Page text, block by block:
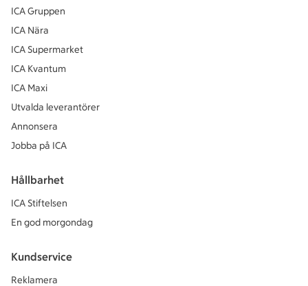
ICA Gruppen
ICA Nära
ICA Supermarket
ICA Kvantum
ICA Maxi
Utvalda leverantörer
Annonsera
Jobba på ICA
Hållbarhet
ICA Stiftelsen
En god morgondag
Kundservice
Reklamera